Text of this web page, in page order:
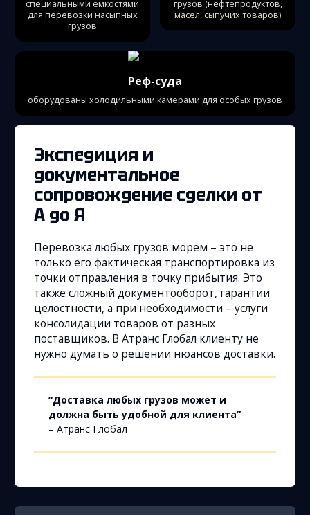
специальными емкостями
для перевозки насыпных
грузов
грузов (нефтепродуктов,
масел, сыпучих товаров)
Реф-суда
оборудованы холодильными камерами для особых грузов
Экспедиция и
документальное
сопровождение сделки от
А до Я
Перевозка любых грузов морем – это не
только его фактическая транспортировка из
точки отправления в точку прибытия. Это
также сложный документооборот, гарантии
целостности, а при необходимости – услуги
консолидации товаров от разных
поставщиков. В Атранс Глобал клиенту не
нужно думать о решении нюансов доставки.
“Доставка любых грузов может и
должна быть удобной для клиента”
– Атранс Глобал